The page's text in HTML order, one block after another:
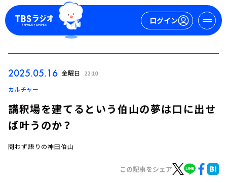
ログイン
2025.05.16 金曜日 22:10
カルチャー
講釈場を建てるという伯山の夢は口に出せ
ば叶うのか？
問わず語りの神田伯山
この記事をシェア